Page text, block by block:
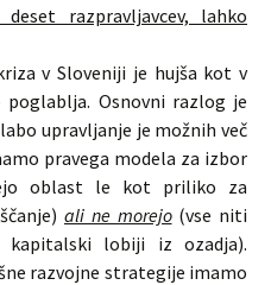
razpravljavcev, lahko
v Sloveniji je hujša kot v
Osnovni razlog je
upravljanje je možnih več
pravega modela za izbor
oblast le kot priliko za
ali ne morejo(vse niti
kapitalski lobiji iz ozadja).
razvojne strategije imamo